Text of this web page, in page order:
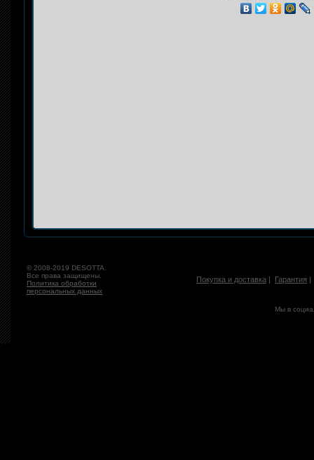
© 2008-2019 DESOTTA.
Все права защищены.
Политика обработки
персональных данных
Покупка и доставка | Гарантия
Мы в